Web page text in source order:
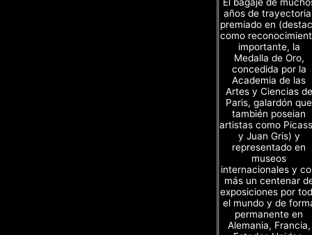
años de
premiado en
como
importante, la
Medalla de Oro,
concedida por la
Academia de las
Artes y Ciencias de
Paris, galardón que
también poseian
artistas como
y Juan Gris) y
representado en
museos
internacionales y
más un centenar
exposiciones por
el mundo y de
permanente en
Alemania, Francia,